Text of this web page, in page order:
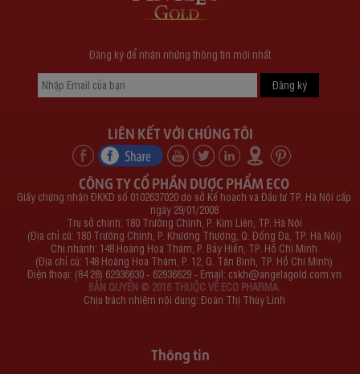
Đăng ký để nhận những thông tin mới nhất
LIÊN KẾT VỚI CHÚNG TÔI
CÔNG TY CỔ PHẦN DƯỢC PHẨM ECO
Giấy chứng nhận ĐKKD số 0102637020 do sở Kế hoạch và Đầu tư TP. Hà Nội cấp
ngày 29/01/2008
Trụ sở chính: 180 Trường Chinh, P. Kim Liên, TP. Hà Nội
(Địa chỉ cũ: 180 Trường Chinh, P. Khương Thượng, Q. Đống Đa, TP. Hà Nội)
Chi nhánh: 148 Hoàng Hoa Thám, P. Bảy Hiền, TP. Hồ Chí Minh
(Địa chỉ cũ: 148 Hoàng Hoa Thám, P. 12, Q. Tân Bình, TP. Hồ Chí Minh)
Điện thoại: (84 28) 62936630 - 62936629 - Email: cskh@angelagold.com.vn
BẢN QUYỀN © 2016 THUỘC VỀ ECO PHARMA.
Chịu trách nhiệm nội dung: Đoàn Thị Thùy Linh
Thông tin